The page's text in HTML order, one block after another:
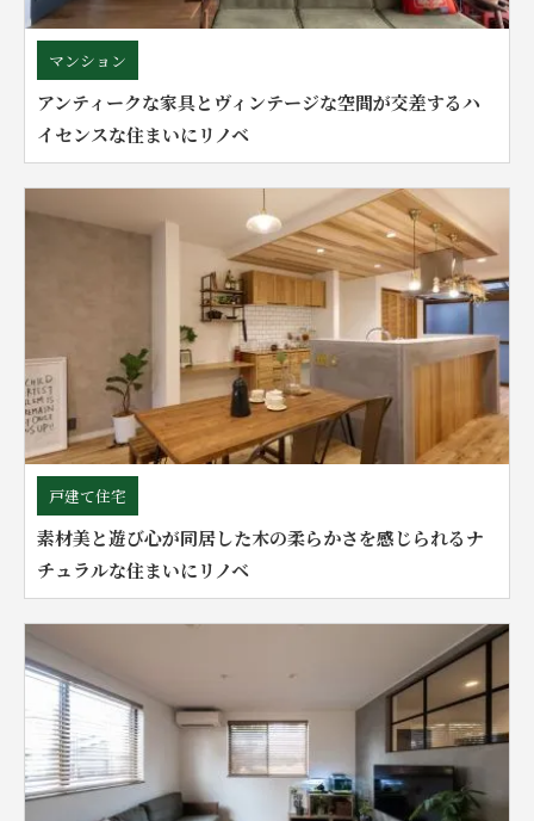
マンション
アンティークな家具とヴィンテージな空間が交差するハ
イセンスな住まいにリノベ
戸建て住宅
素材美と遊び心が同居した木の柔らかさを感じられるナ
チュラルな住まいにリノベ